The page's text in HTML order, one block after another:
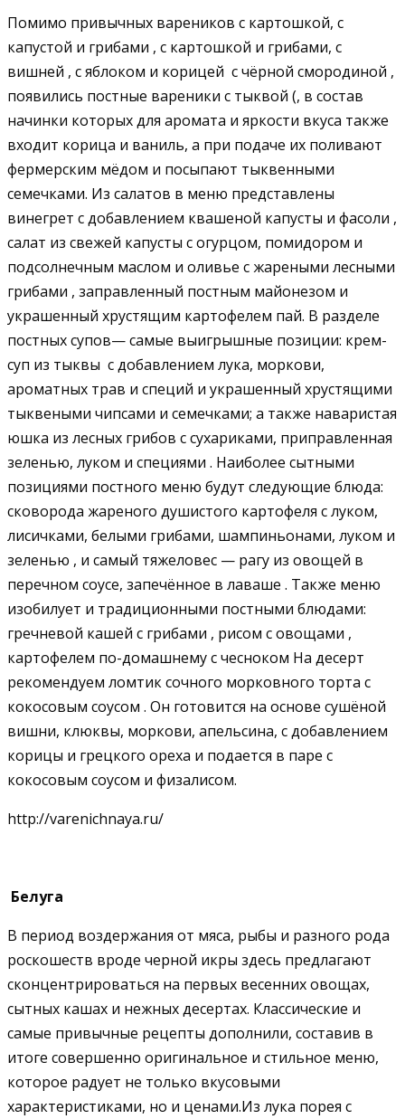
Помимо привычных вареников с картошкой, с
капустой и грибами , с картошкой и грибами, с
вишней , с яблоком и корицей с чёрной смородиной ,
появились постные вареники с тыквой (, в состав
начинки которых для аромата и яркости вкуса также
входит корица и ваниль, а при подаче их поливают
фермерским мёдом и посыпают тыквенными
семечками. Из салатов в меню представлены
винегрет с добавлением квашеной капусты и фасоли ,
салат из свежей капусты с огурцом, помидором и
подсолнечным маслом и оливье с жареными лесными
грибами , заправленный постным майонезом и
украшенный хрустящим картофелем пай. В разделе
постных супов— самые выигрышные позиции: крем-
суп из тыквы с добавлением лука, моркови,
ароматных трав и специй и украшенный хрустящими
тыквеными чипсами и семечками; а также наваристая
юшка из лесных грибов с сухариками, приправленная
зеленью, луком и специями . Наиболее сытными
позициями постного меню будут следующие блюда:
сковорода жареного душистого картофеля с луком,
лисичками, белыми грибами, шампиньонами, луком и
зеленью , и самый тяжеловес — рагу из овощей в
перечном соусе, запечённое в лаваше . Также меню
изобилует и традиционными постными блюдами:
гречневой кашей с грибами , рисом с овощами ,
картофелем по-домашнему с чесноком На десерт
рекомендуем ломтик сочного морковного торта с
кокосовым соусом . Он готовится на основе сушёной
вишни, клюквы, моркови, апельсина, с добавлением
корицы и грецкого ореха и подается в паре с
кокосовым соусом и физалисом.
http://varenichnaya.ru/
Белуга
В период воздержания от мяса, рыбы и разного рода
роскошеств вроде черной икры здесь предлагают
сконцентрироваться на первых весенних овощах,
сытных кашах и нежных десертах. Классические и
самые привычные рецепты дополнили, составив в
итоге совершенно оригинальное и стильное меню,
которое радует не только вкусовыми
характеристиками, но и ценами.Из лука порея с